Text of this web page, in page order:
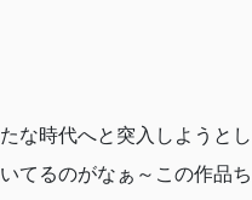
な時代へと突入しようと
てるのがなぁ～この作品